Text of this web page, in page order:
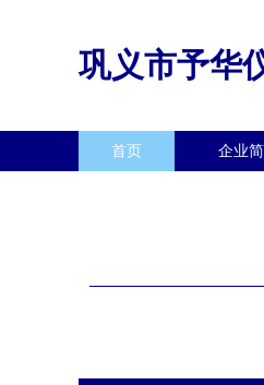
巩义市予华
首页 企业